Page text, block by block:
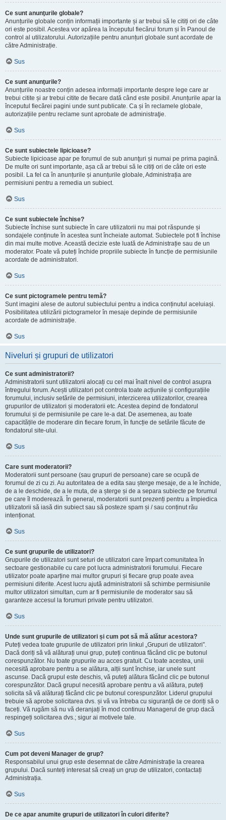
Ce sunt anunţurile globale?
Anunțurile globale conțin informații importante și ar trebui să le citiți ori de câte
ori este posibil. Acestea vor apărea la începutul fiecărui forum și în Panoul de
control al utilizatorului. Autorizațiile pentru anunțuri globale sunt acordate de
către Administrație.
Sus
Ce sunt anunţurile?
Anunțurile noastre conțin adesea informații importante despre lege care ar
trebui citite și ar trebui citite de fiecare dată când este posibil. Anunțurile apar la
începutul fiecărei pagini unde sunt publicate. Ca și în reclamele globale,
autorizațiile pentru reclame sunt aprobate de administraţie.
Sus
Ce sunt subiectele lipicioase?
Subiecte lipicioase apar pe forumul de sub anunţuri și numai pe prima pagină.
De multe ori sunt importante, așa că ar trebui să le citiți ori de câte ori este
posibil. La fel ca în anunțurile și anunțurile globale, Administrația are
permisiuni pentru a remedia un subiect.
Sus
Ce sunt subiectele închise?
Subiecte închise sunt subiecte în care utilizatorii nu mai pot răspunde și
sondajele conținute în acestea sunt încheiate automat. Subiectele pot fi închise
din mai multe motive. Această decizie este luată de Administrație sau de un
moderator. Poate vă puteți închide propriile subiecte în funcție de permisiunile
acordate de administratori.
Sus
Ce sunt pictogramele pentru temă?
Sunt imagini alese de autorul subiectului pentru a indica conținutul aceluiași.
Posibilitatea utilizării pictogramelor în mesaje depinde de permisiunile
acordate de administrație.
Sus
Niveluri și grupuri de utilizatori
Ce sunt administratorii?
Administratorii sunt utilizatorii alocați cu cel mai înalt nivel de control asupra
întregului forum. Acești utilizatori pot controla toate acțiunile și configurațiile
forumului, inclusiv setările de permisiuni, interzicerea utilizatorilor, crearea
grupurilor de utilizatori și moderatorii etc. Acestea depind de fondatorul
forumului și de permisiunile pe care le-a dat. De asemenea, au toate
capacitățile de moderare din fiecare forum, în funcție de setările făcute de
fondatorul site-ului.
Sus
Care sunt moderatorii?
Moderatorii sunt persoane (sau grupuri de persoane) care se ocupă de
forumul de zi cu zi. Au autoritatea de a edita sau șterge mesaje, de a le închide,
de a le deschide, de a le muta, de a șterge și de a separa subiecte pe forumul
pe care îl moderează. În general, moderatorii sunt prezenți pentru a împiedica
utilizatorii să iasă din subiect sau să posteze spam și / sau conținut rău
intenționat.
Sus
Ce sunt grupurile de utilizatori?
Grupurile de utilizatori sunt seturi de utilizatori care împart comunitatea în
sectoare gestionabile cu care pot lucra administratorii forumului. Fiecare
utilizator poate aparține mai multor grupuri și fiecare grup poate avea
permisiuni diferite. Acest lucru ajută administratorii să schimbe permisiunile
multor utilizatori simultan, cum ar fi permisiunile de moderator sau să
garanteze accesul la forumuri private pentru utilizatori.
Sus
Unde sunt grupurile de utilizatori și cum pot să mă alătur acestora?
Puteți vedea toate grupurile de utilizatori prin linkul „Grupuri de utilizatori”.
Dacă doriți să vă alăturați unui grup, puteți continua făcând clic pe butonul
corespunzător. Nu toate grupurile au acces gratuit. Cu toate acestea, unii
necesită aprobare pentru a se alătura, alții sunt închise, iar unele sunt
ascunse. Dacă grupul este deschis, vă puteți alătura făcând clic pe butonul
corespunzător. Dacă grupul necesită aprobare pentru a vă alătura, puteți
solicita să vă alăturați făcând clic pe butonul corespunzător. Liderul grupului
trebuie să aprobe solicitarea dvs. și vă va întreba cu siguranță de ce doriți să o
faceți. Vă rugăm să nu vă deranjați în mod continuu Managerul de grup dacă
respingeți solicitarea dvs.; sigur ai motivele tale.
Sus
Cum pot deveni Manager de grup?
Responsabilul unui grup este desemnat de către Administrație la crearea
grupului. Dacă sunteți interesat să creați un grup de utilizatori, contactați
Administrația.
Sus
De ce apar anumite grupuri de utilizatori în culori diferite?